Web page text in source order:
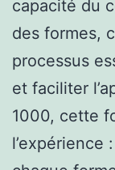
capacité du
des formes,
processus
et faciliter
1000, cette
l’expérience